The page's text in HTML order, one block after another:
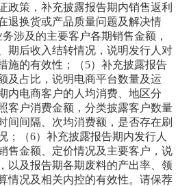
政策，补充披露报告期内销售返利
退换货或产品质量问题及解决情
涉及的主要客户各期销售金额，
期后收入结转情况，说明发行人对
施的有效性；（5）补充披露报告
及占比，说明电商平台数量及运
内电商客户的人均消费、地区分
客户消费金额，分类披露客户数量
间间隔、次均消费额，是否存在刷
；（6）补充披露报告期内发行人
售金额、定价情况及主要客户，说
以及报告期各期废料的产出率、领
情况及相关内控的有效性。请保荐